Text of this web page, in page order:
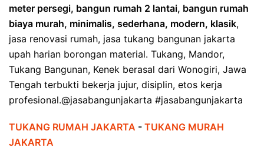
meter persegi, bangun rumah 2 lantai, bangun rumah
biaya murah, minimalis, sederhana, modern, klasik,
jasa renovasi rumah, jasa tukang bangunan jakarta
upah harian borongan material. Tukang, Mandor,
Tukang Bangunan, Kenek berasal dari Wonogiri, Jawa
Tengah terbukti bekerja jujur, disiplin, etos kerja
profesional.@jasabangunjakarta #jasabangunjakarta
TUKANG RUMAH JAKARTA - TUKANG MURAH
JAKARTA